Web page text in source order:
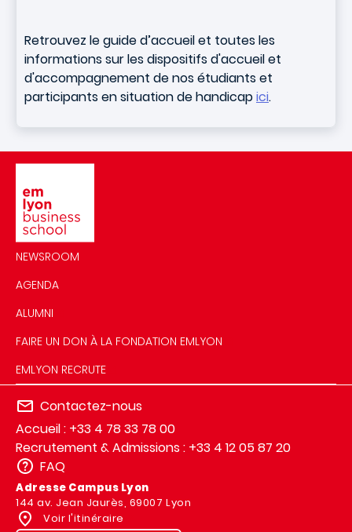
Retrouvez le guide d’accueil et toutes les
informations sur les dispositifs d'accueil et
d'accompagnement de nos étudiants et
participants en situation de handicapici.
NEWSROOM
AGENDA
ALUMNI
FAIRE UN DON À LA FONDATION EMLYON
EMLYON RECRUTE
Contactez-nous
Accueil : +33 4 78 33 78 00
Recrutement & Admissions : +33 4 12 05 87 20
FAQ
Adresse Campus Lyon
144 av. Jean Jaurès, 69007 Lyon
Voir l'itinéraire